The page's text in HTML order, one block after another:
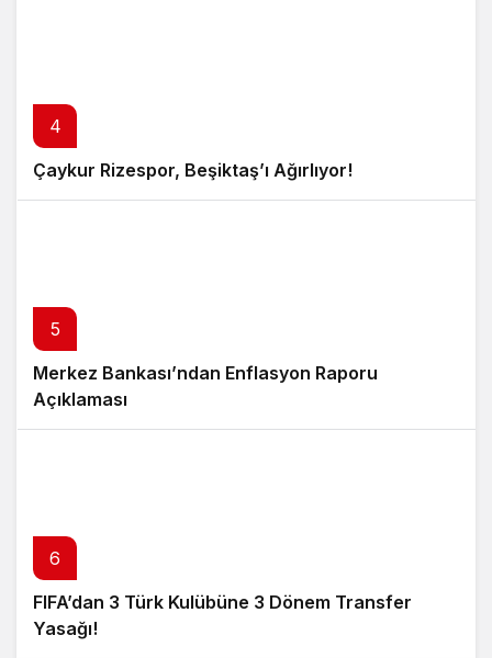
4
Çaykur Rizespor, Beşiktaş’ı Ağırlıyor!
5
Merkez Bankası’ndan Enflasyon Raporu
Açıklaması
6
FIFA’dan 3 Türk Kulübüne 3 Dönem Transfer
Yasağı!